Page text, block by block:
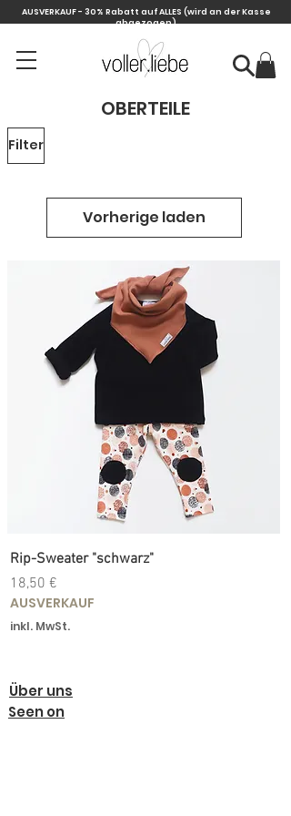
AUSVERKAUF - 30% Rabatt auf ALLES (wird an der Kasse
abgezogen)
OBERTEILE
Filter
Vorherige laden
Rip-Sweater "schwarz"
Preis
18,50 €
AUSVERKAUF
inkl. MwSt.
Über uns
Seen on